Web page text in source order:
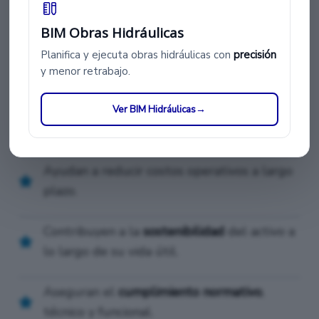
¿Para qué sirven los AIR en un
proyecto BIM?
Los AIR no son simples requisitos formales. Son
documentos estratégicos que:
Permiten unagestión eficiente de los
activosdesde la entrega del proyecto.
Contribuyen a la sostenibilidad del activo a
lo largo de su vida útil.
Aseguran el cumplimiento normativo
técnico y funcional.
BIM Obras Hidráulicas
Planifica y ejecuta obras hidráulicas conprecisión
y menor retrabajo.
Ver BIM Hidráulicas→